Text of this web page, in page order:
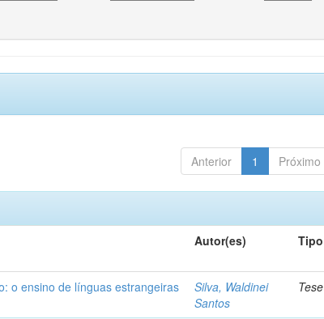
Anterior 1 Próximo
Autor(es) Tipo
o ensino de línguas estrangeiras
Silva, Waldinei
Santos
Tese